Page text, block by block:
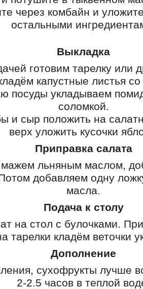
через комбайн и
остальными
Выкладка
готовим тарелку или
капустные листья
посуды укладываем
соломкой.
и сыр положить на
верх уложить кусочки
Приправка салата
льняным маслом,
добавляем одну
масла.
Подача к столу
на стол с булочками.
тарелки кладём веточки
Дополнение
сухофрукты лучше
2-2.5 часов в теплой